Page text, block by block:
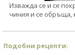
Изважда се и се
чиния и се обръща,
Подобни рецепти: